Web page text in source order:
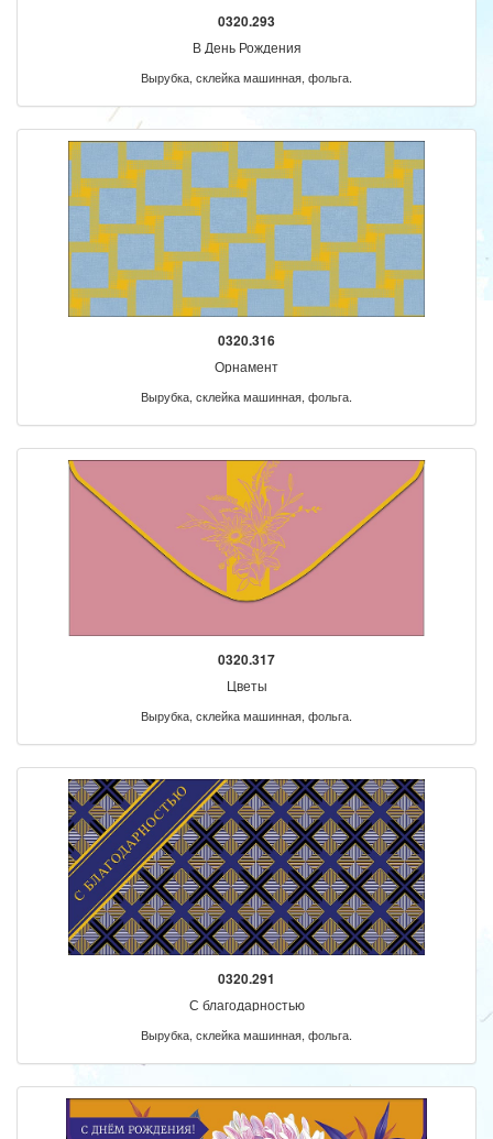
0320.293
В День Рождения
Вырубка, склейка машинная, фольга.
0320.316
Орнамент
Вырубка, склейка машинная, фольга.
0320.317
Цветы
Вырубка, склейка машинная, фольга.
0320.291
С благодарностью
Вырубка, склейка машинная, фольга.